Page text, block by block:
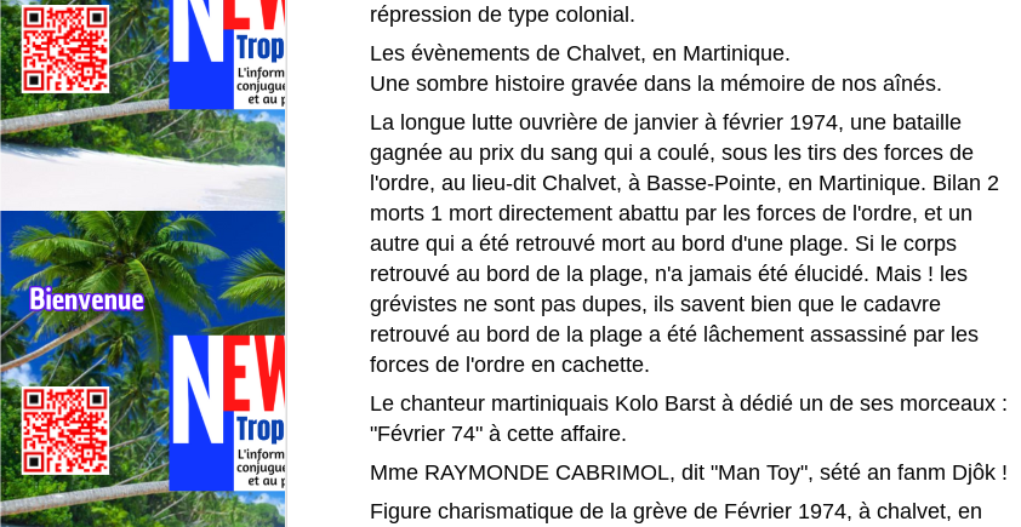
répression de type colonial.
Les évènements de Chalvet, en Martinique.
Une sombre histoire gravée dans la mémoire de nos aînés.
La longue lutte ouvrière de janvier à février 1974, une bataille
gagnée au prix du sang qui a coulé, sous les tirs des forces de
l'ordre, au lieu-dit Chalvet, à Basse-Pointe, en Martinique. Bilan 2
morts 1 mort directement abattu par les forces de l'ordre, et un
autre qui a été retrouvé mort au bord d'une plage. Si le corps
retrouvé au bord de la plage, n'a jamais été élucidé. Mais ! les
grévistes ne sont pas dupes, ils savent bien que le cadavre
retrouvé au bord de la plage a été lâchement assassiné par les
forces de l'ordre en cachette.
Le chanteur martiniquais Kolo Barst à dédié un de ses morceaux :
"Février 74" à cette affaire.
Mme RAYMONDE CABRIMOL, dit "Man Toy", sété an fanm Djôk !
Figure charismatique de la grève de Février 1974, à chalvet, en
de nouvelles opportunités professionnelles, toujours à Paris.
Une dernière matinale avant le grand départ.
Le vendredi 3 juillet 2026, Fanny Marsot a présenté ses derniers
journaux du 5/8 sur Europe 1, à Paris. Ex‑joker du 5/7, la petite
matinale d'Europe 1, elle referme ainsi cinq années d’antenne.
Elle quitte Europe 1, après 5 ans d’antenne.
JUL
3
France Travail et le groupe Martiniquais BERNARD
HAYOT, instaurent une coopération pour booster
l’emploi en outremer.
France Travail et Bernard Hayot instaurent une coopération ambitieuse
pour accélérer l’accès à l’emploi dans les territoires ultramarins.
France Travail et le groupe martiniquais Bernard Hayot (GBH) ont
officialisé, le 16 juin 2026, une convention de partenariat d’une durée de
deux ans destinée à renforcer l’accès à l’emploi dans l’ensemble des
territoires ultramarins.
JUN
🎻MALAVOI, l'épopée Japonaise. Quand le groupe
Martiniquais conquiert Tokyo, Osaka et Nagoya.
🎻MALAVOI, L’ÉPOPÉE JAPONAISE, Quand le groupe Martiniquais
conquiert Tokyo, Osaka et Nagoya. [Ndlr: Vidéo en fin de page]